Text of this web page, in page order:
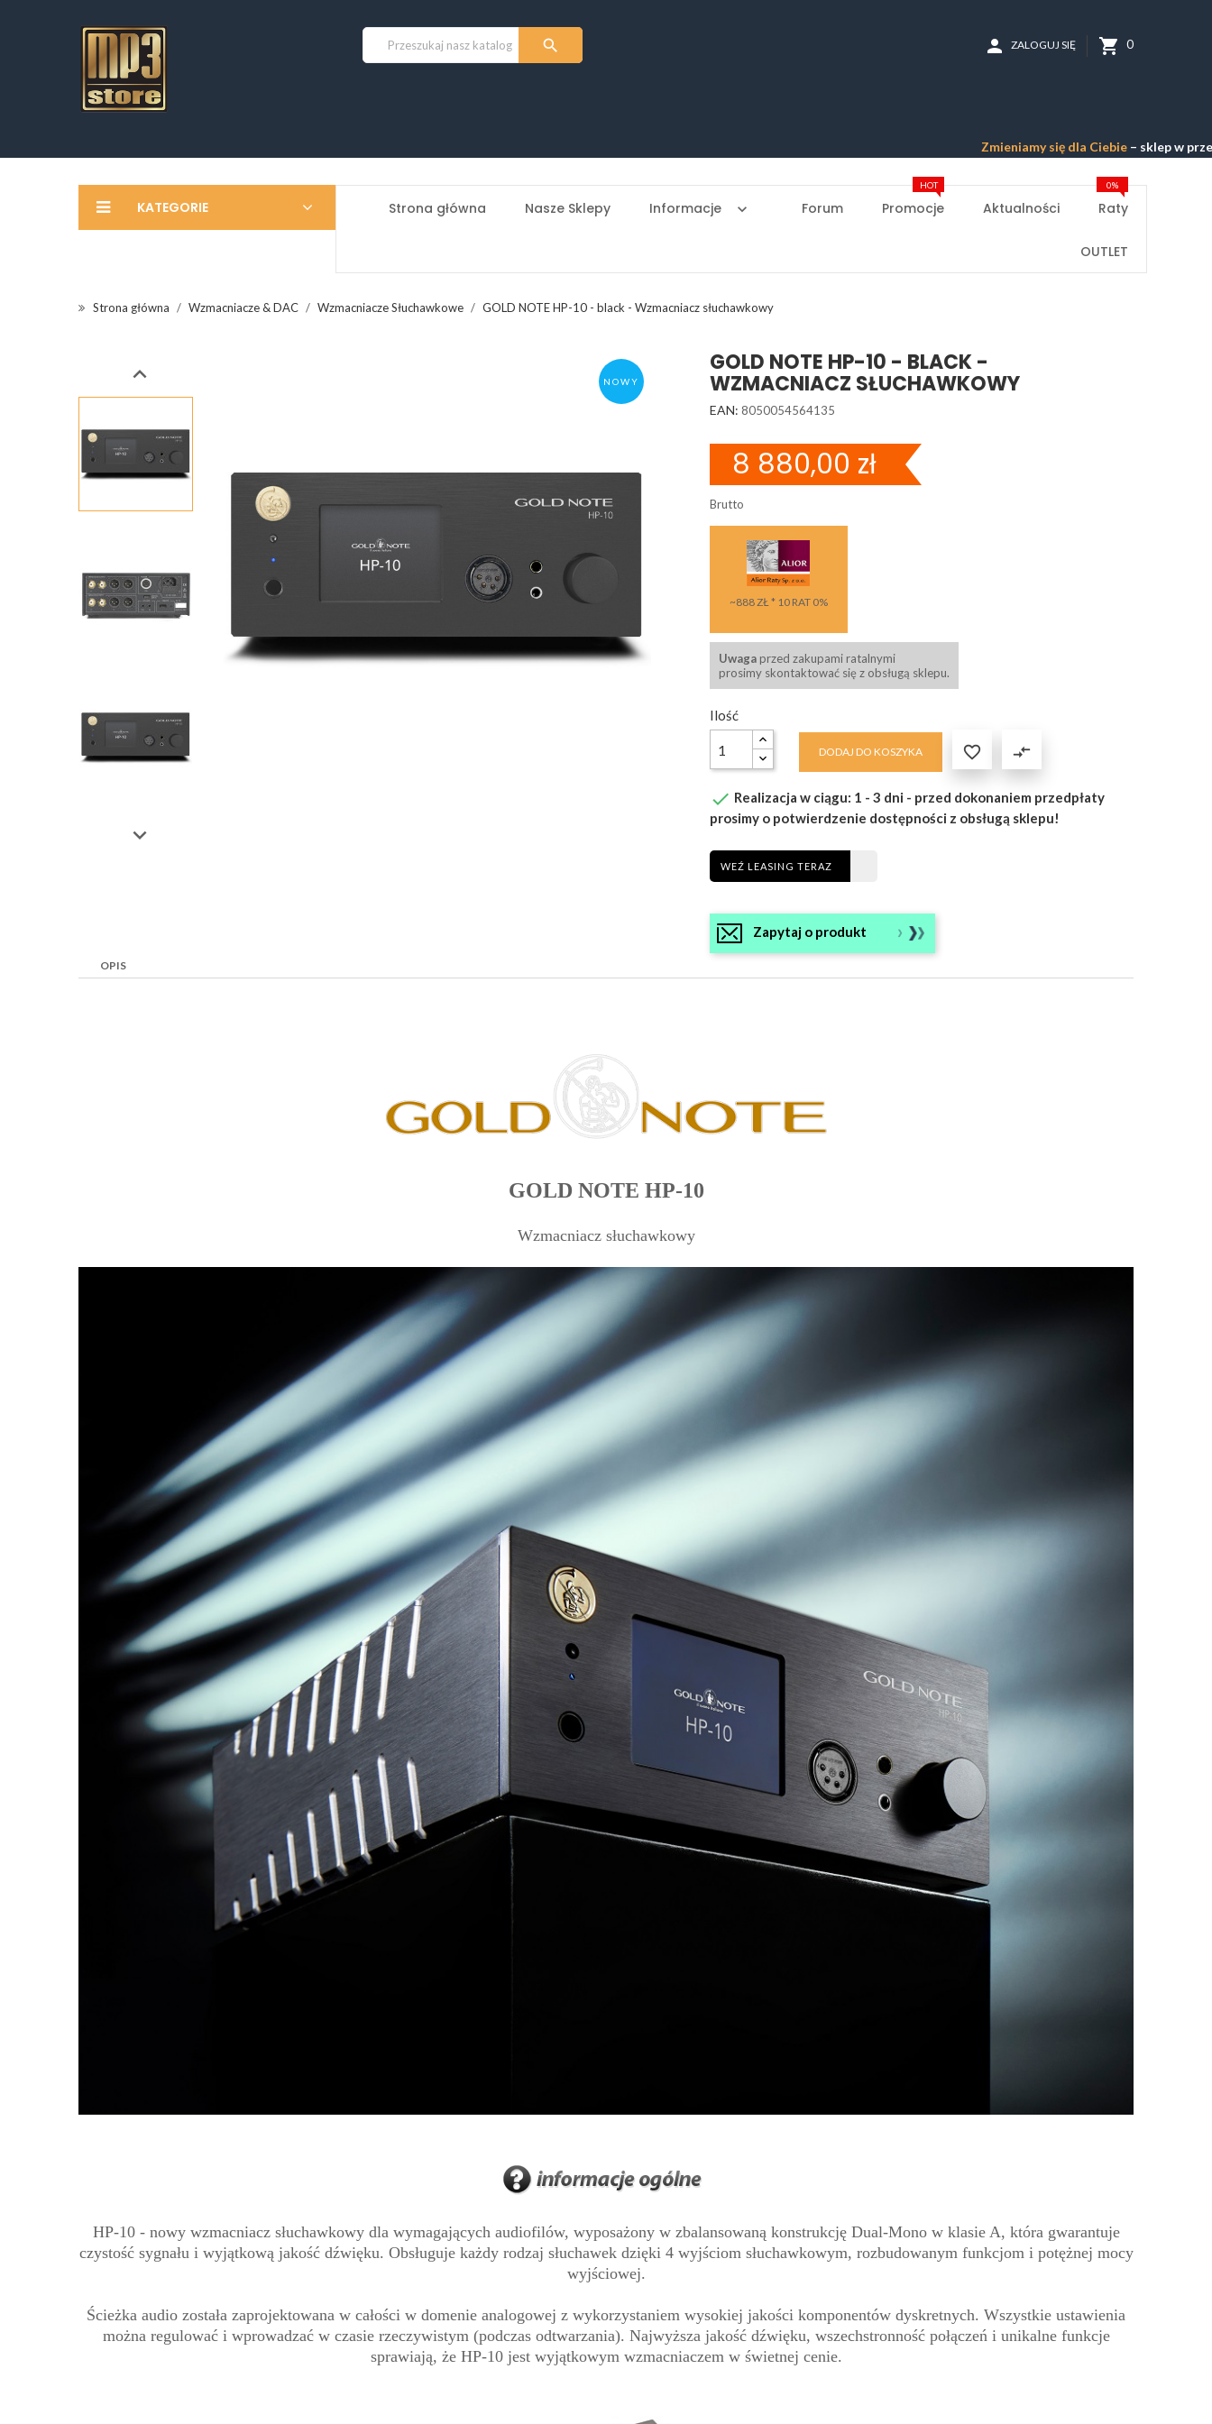
 shopping_cart 0
person ZALOGUJ SIĘ
Zmieniamy się dla Ciebie– sklep w przebudowie –
KATEGORIE Strona główna Nasze Sklepy Informacje keyboard_arrow_down Forum Promocje
HOT
Aktualności Raty
0%
OUTLET
Strona główna Wzmacniacze & DAC Wzmacniacze Słuchawkowe GOLD NOTE HP-10 - black - Wzmacniacz słuchawkowy


NOWY
GOLD NOTE HP-10 - BLACK -
WZMACNIACZ SŁUCHAWKOWY
EAN: 8050054564135
8 880,00 zł
Brutto
~888 ZŁ * 10 RAT 0%
Uwagaprzed zakupami ratalnymi
prosimy skontaktować się z obsługą sklepu.
Ilość
DODAJ DO KOSZYKA  compare_arrows
 Realizacja w ciągu: 1 - 3 dni - przed dokonaniem przedpłaty
prosimy o potwierdzenie dostępności z obsługą sklepu!
WEŹ LEASING TERAZ
Zapytaj o produkt
OPIS
GOLD NOTE HP-10
Wzmacniacz słuchawkowy
HP-10 - nowy wzmacniacz słuchawkowy dla wymagających audiofilów, wyposażony w zbalansowaną konstrukcję Dual-Mono w klasie A, która gwarantuje
czystość sygnału i wyjątkową jakość dźwięku. Obsługuje każdy rodzaj słuchawek dzięki 4 wyjściom słuchawkowym, rozbudowanym funkcjom i potężnej mocy
wyjściowej.
Ścieżka audio została zaprojektowana w całości w domenie analogowej z wykorzystaniem wysokiej jakości komponentów dyskretnych. Wszystkie ustawienia
można regulować i wprowadzać w czasie rzeczywistym (podczas odtwarzania). Najwyższa jakość dźwięku, wszechstronność połączeń i unikalne funkcje
sprawiają, że HP-10 jest wyjątkowym wzmacniaczem w świetnej cenie.